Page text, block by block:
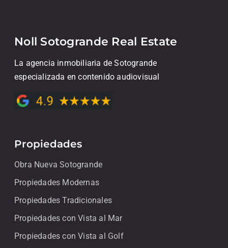
Noll Sotogrande Real Estate
La agencia inmobiliaria de Sotogrande
especializada en contenido audiovisual
Propiedades
Obra Nueva Sotogrande
Propiedades Modernas
Propiedades Tradicionales
Propiedades con Vista al Mar
Propiedades con Vista al Golf